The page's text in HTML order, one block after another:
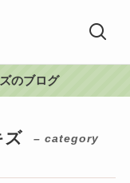
のブログ
ズ
– category